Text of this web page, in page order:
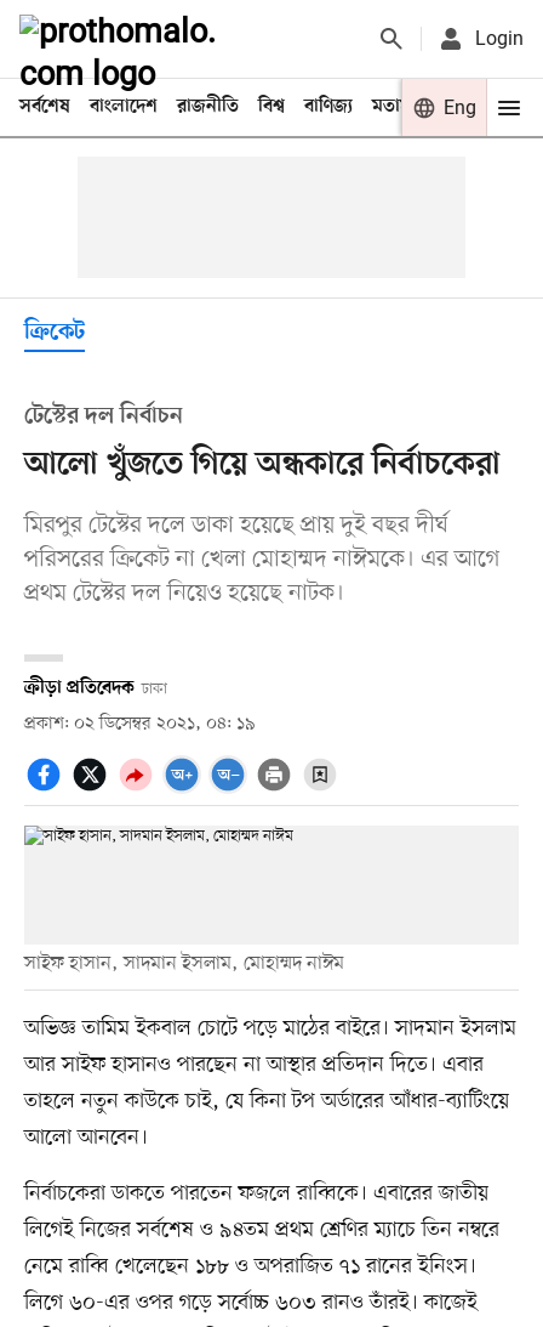
Login
সর্বশেষ বাংলাদেশ রাজনীতি বিশ্ব বাণিজ্য মতামত খেলা
Eng
ক্রিকেট
টেস্টের দল নির্বাচন
আলো খুঁজতে গিয়ে অন্ধকারে নির্বাচকেরা
মিরপুর টেস্টের দলে ডাকা হয়েছে প্রায় দুই বছর দীর্ঘ
পরিসরের ক্রিকেট না খেলা মোহাম্মদ নাঈমকে। এর আগে
প্রথম টেস্টের দল নিয়েও হয়েছে নাটক।
ক্রীড়া প্রতিবেদক ঢাকা
প্রকাশ: ০২ ডিসেম্বর ২০২১, ০৪: ১৯
সাইফ হাসান, সাদমান ইসলাম, মোহাম্মদ নাঈম
অভিজ্ঞ তামিম ইকবাল চোটে পড়ে মাঠের বাইরে। সাদমান ইসলাম
আর সাইফ হাসানও পারছেন না আস্থার প্রতিদান দিতে। এবার
তাহলে নতুন কাউকে চাই, যে কিনা টপ অর্ডারের আঁধার-ব্যাটিংয়ে
আলো আনবেন।
নির্বাচকেরা ডাকতে পারতেন ফজলে রাব্বিকে। এবারের জাতীয়
লিগেই নিজের সর্বশেষ ও ৯৪তম প্রথম শ্রেণির ম্যাচে তিন নম্বরে
নেমে রাব্বি খেলেছেন ১৮৮ ও অপরাজিত ৭১ রানের ইনিংস।
লিগে ৬০-এর ওপর গড়ে সর্বোচ্চ ৬০৩ রানও তাঁরই। কাজেই